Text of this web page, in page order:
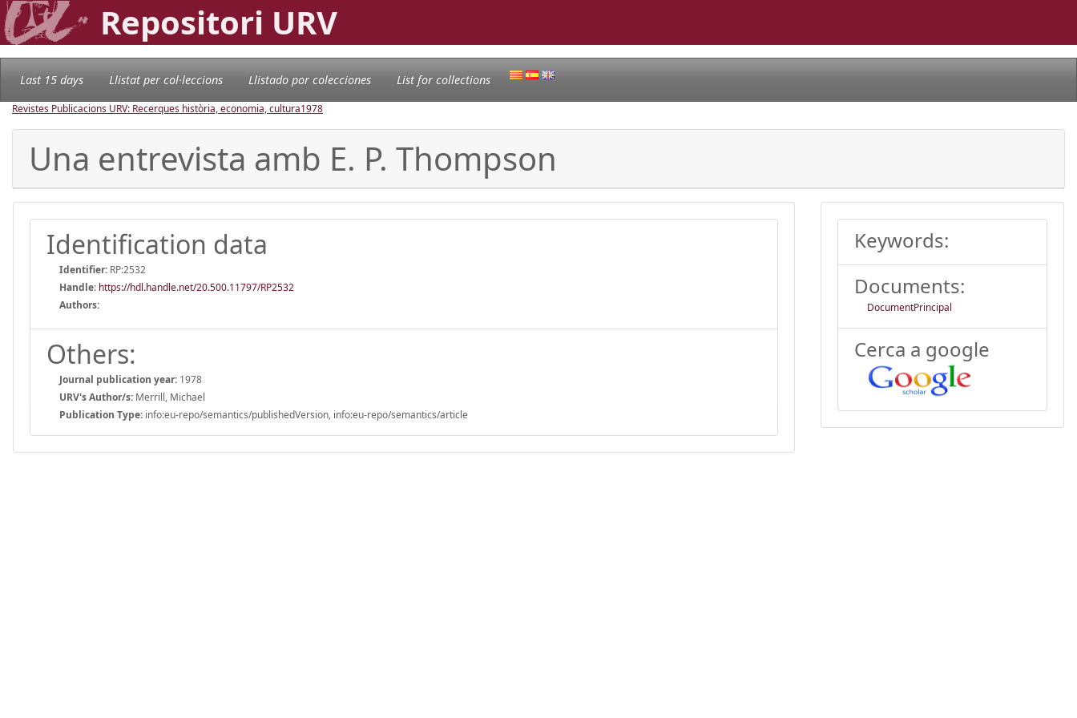
Repositori URV
Last 15 days Llistat per col·leccions Llistado por colecciones List for collections
Revistes Publicacions URV: Recerques història, economia, cultura1978
Una entrevista amb E. P. Thompson
Identification data
Identifier: RP:2532
Handle: https://hdl.handle.net/20.500.11797/RP2532
Authors:
Others:
Journal publication year: 1978
URV's Author/s: Merrill, Michael
Publication Type: info:eu-repo/semantics/publishedVersion, info:eu-repo/semantics/article
Keywords:
Documents:
DocumentPrincipal
Cerca a google